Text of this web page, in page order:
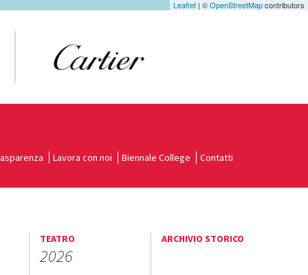
Leaflet | ©OpenStreetMapcontributors
Lavora con noi Biennale College Contatti
TEATRO
2026
ARCHIVIO STORICO